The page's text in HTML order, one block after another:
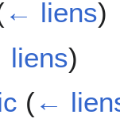
← liens)
liens)
(←